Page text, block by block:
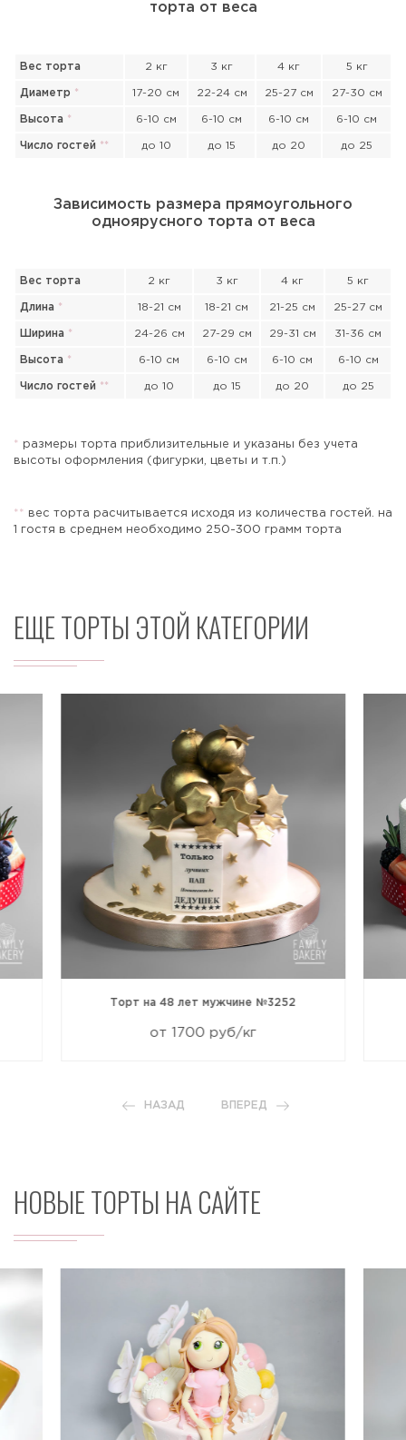
торта от веса
Вес торта 2 кг 3 кг 4 кг 5 кг
Диаметр * 17-20 см 22-24 см 25-27 см 27-30 см
Высота * 6-10 см 6-10 см 6-10 см 6-10 см
Число гостей ** до 10 до 15 до 20 до 25
Зависимость размера прямоугольного
одноярусного торта от веса
Вес торта 2 кг 3 кг 4 кг 5 кг
Длина * 18-21 см 18-21 см 21-25 см 25-27 см
Ширина * 24-26 см 27-29 см 29-31 см 31-36 см
Высота * 6-10 см 6-10 см 6-10 см 6-10 см
Число гостей ** до 10 до 15 до 20 до 25
*
размеры торта приблизительные и указаны без учета
высоты оформления (фигурки, цветы и т.п.)
* *
вес торта расчитывается исходя из количества гостей. на
1 гостя в среднем необходимо 250-300 грамм торта
ЕЩЕ ТОРТЫ ЭТОЙ КАТЕГОРИИ
Торт на 48 лет мужчине №3252
от 1700 руб/кг
НАЗАД ВПЕРЕД
НОВЫЕ ТОРТЫ НА САЙТЕ